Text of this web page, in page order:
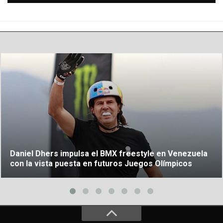
Daniel Dhers impulsa el BMX freestyle en Venezuela
con la vista puesta en futuros Juegos Olímpicos